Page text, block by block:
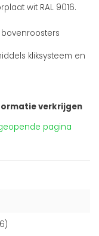
wit RAL 9016.
kliksysteem en
verkrijgen
pagina